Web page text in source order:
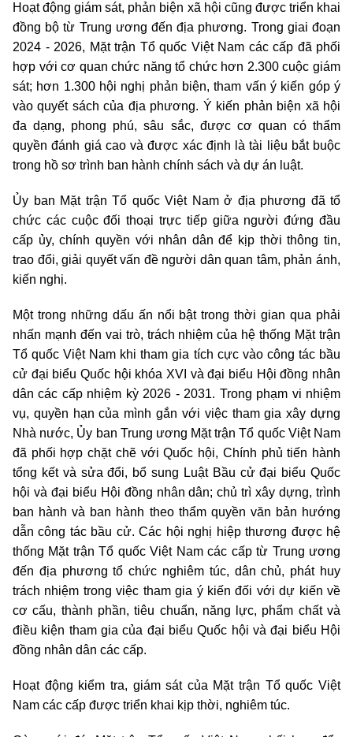
Hoạt động giám sát, phản biện xã hội cũng được triển khai
đồng bộ từ Trung ương đến địa phương. Trong giai đoạn
2024 - 2026, Mặt trận Tổ quốc Việt Nam các cấp đã phối
hợp với cơ quan chức năng tổ chức hơn 2.300 cuộc giám
sát; hơn 1.300 hội nghị phản biện, tham vấn ý kiến góp ý
vào quyết sách của địa phương. Ý kiến phản biện xã hội
đa dạng, phong phú, sâu sắc, được cơ quan có thẩm
quyền đánh giá cao và được xác định là tài liệu bắt buộc
trong hồ sơ trình ban hành chính sách và dự án luật.
Ủy ban Mặt trận Tổ quốc Việt Nam ở địa phương đã tổ
chức các cuộc đối thoại trực tiếp giữa người đứng đầu
cấp ủy, chính quyền với nhân dân để kịp thời thông tin,
trao đổi, giải quyết vấn đề người dân quan tâm, phản ánh,
kiến nghị.
Một trong những dấu ấn nổi bật trong thời gian qua phải
nhấn mạnh đến vai trò, trách nhiệm của hệ thống Mặt trận
Tổ quốc Việt Nam khi tham gia tích cực vào công tác bầu
cử đại biểu Quốc hội khóa XVI và đại biểu Hội đồng nhân
dân các cấp nhiệm kỳ 2026 - 2031. Trong phạm vi nhiệm
vụ, quyền hạn của mình gắn với việc tham gia xây dựng
Nhà nước, Ủy ban Trung ương Mặt trận Tổ quốc Việt Nam
đã phối hợp chặt chẽ với Quốc hội, Chính phủ tiến hành
tổng kết và sửa đổi, bổ sung Luật Bầu cử đại biểu Quốc
hội và đại biểu Hội đồng nhân dân; chủ trì xây dựng, trình
ban hành và ban hành theo thẩm quyền văn bản hướng
dẫn công tác bầu cử. Các hội nghị hiệp thương được hệ
thống Mặt trận Tổ quốc Việt Nam các cấp từ Trung ương
đến địa phương tổ chức nghiêm túc, dân chủ, phát huy
trách nhiệm trong việc tham gia ý kiến đối với dự kiến về
cơ cấu, thành phần, tiêu chuẩn, năng lực, phẩm chất và
điều kiện tham gia của đại biểu Quốc hội và đại biểu Hội
đồng nhân dân các cấp.
Hoạt động kiểm tra, giám sát của Mặt trận Tổ quốc Việt
Nam các cấp được triển khai kịp thời, nghiêm túc.